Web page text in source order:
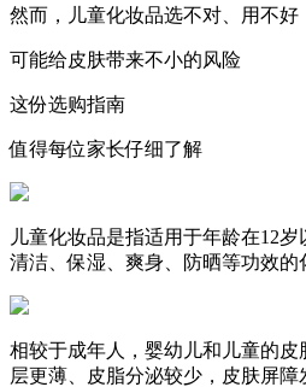
然而，儿童化妆品选不对、用不好
可能给皮肤带来不小的风险
这份选购指南
值得每位家长仔细了解
儿童化妆品是指适用于年龄在12
清洁、保湿、爽身、防晒等功效的
相较于成年人，婴幼儿和儿童的
层更薄、皮脂分泌较少，皮肤屏